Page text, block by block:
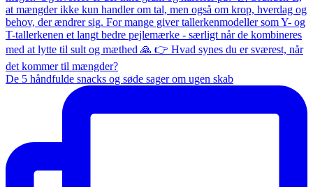
De 5 håndfulde snacks og søde sager om ugen skab